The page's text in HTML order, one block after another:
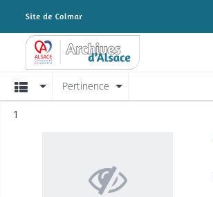
Archives Alsace - Colmar
AffichagePertinence
1